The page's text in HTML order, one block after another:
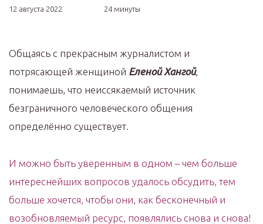
12 августа 2022
24 минуты
Общаясь с прекрасным журналистом и
потрясающей женщиной Еленой Хангой,
понимаешь, что неиссякаемый источник
безграничного человеческого общения
определённо существует.
И можно быть уверенным в одном – чем больше
интереснейших вопросов удалось обсудить, тем
больше хочется, чтобы они, как бесконечный и
возобновляемый ресурс, появлялись снова и снова!